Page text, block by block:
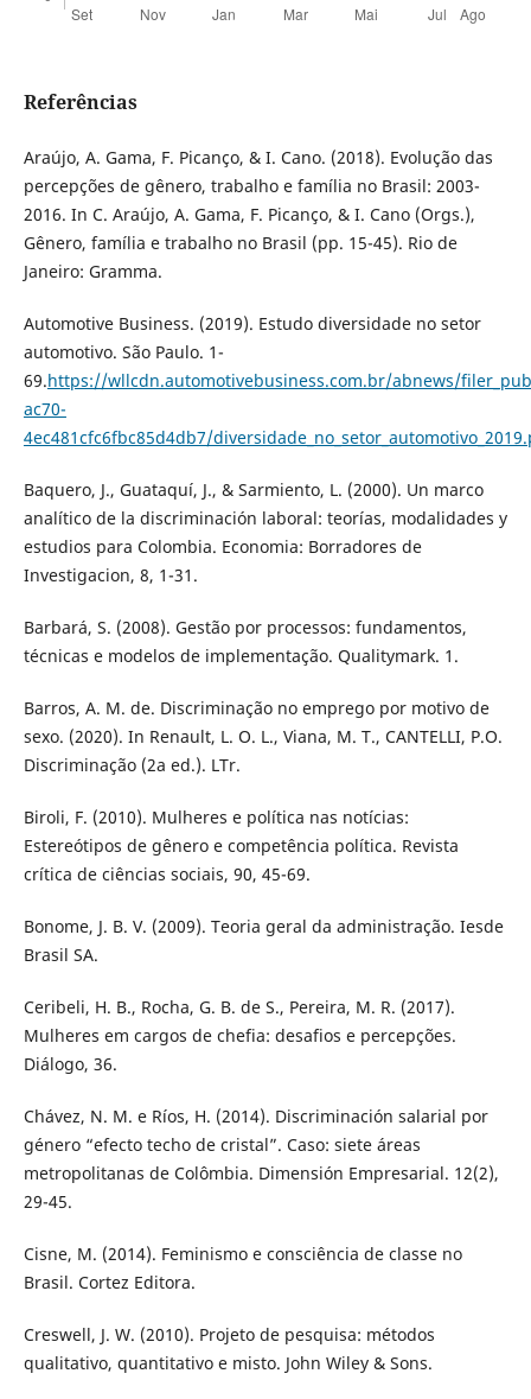
Referências
Araújo, A. Gama, F. Picanço, & I. Cano. (2018). Evolução das
percepções de gênero, trabalho e família no Brasil: 2003-
2016. In C. Araújo, A. Gama, F. Picanço, & I. Cano (Orgs.),
Gênero, família e trabalho no Brasil (pp. 15-45). Rio de
Janeiro: Gramma.
Automotive Business. (2019). Estudo diversidade no setor
automotivo. São Paulo. 1-
69.https://wllcdn.automotivebusiness.com.br/abnews/
ac70-
4ec481cfc6fbc85d4db7/
Baquero, J., Guataquí, J., & Sarmiento, L. (2000). Un marco
analítico de la discriminación laboral: teorías, modalidades y
estudios para Colombia. Economia: Borradores de
Investigacion, 8, 1-31.
Barbará, S. (2008). Gestão por processos: fundamentos,
técnicas e modelos de implementação. Qualitymark. 1.
Barros, A. M. de. Discriminação no emprego por motivo de
sexo. (2020). In Renault, L. O. L., Viana, M. T., CANTELLI, P.O.
Discriminação (2a ed.). LTr.
Biroli, F. (2010). Mulheres e política nas notícias:
Estereótipos de gênero e competência política. Revista
crítica de ciências sociais, 90, 45-69.
Bonome, J. B. V. (2009). Teoria geral da administração. Iesde
Brasil SA.
Ceribeli, H. B., Rocha, G. B. de S., Pereira, M. R. (2017).
Mulheres em cargos de chefia: desafios e percepções.
Diálogo, 36.
Chávez, N. M. e Ríos, H. (2014). Discriminación salarial por
género “efecto techo de cristal”. Caso: siete áreas
metropolitanas de Colômbia. Dimensión Empresarial. 12(2),
29-45.
Cisne, M. (2014). Feminismo e consciência de classe no
Brasil. Cortez Editora.
Creswell, J. W. (2010). Projeto de pesquisa: métodos
qualitativo, quantitativo e misto. John Wiley & Sons.